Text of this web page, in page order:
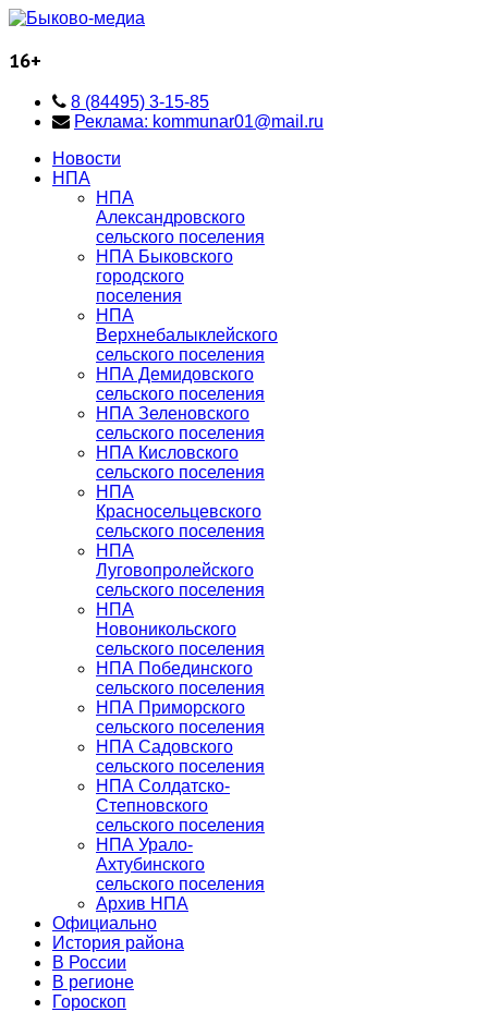
16+
8 (84495) 3-15-85
Реклама: kommunar01@mail.ru
Новости
НПА
НПА
Александровского
сельского поселения
НПА Быковского
городского
поселения
НПА
Верхнебалыклейского
сельского поселения
НПА Демидовского
сельского поселения
НПА Зеленовского
сельского поселения
НПА Кисловского
сельского поселения
НПА
Красносельцевского
сельского поселения
НПА
Луговопролейского
сельского поселения
НПА
Новоникольского
сельского поселения
НПА Побединского
сельского поселения
НПА Приморского
сельского поселения
НПА Садовского
сельского поселения
НПА Солдатско-
Степновского
сельского поселения
НПА Урало-
Ахтубинского
сельского поселения
Архив НПА
Официально
История района
В России
В регионе
Гороскоп